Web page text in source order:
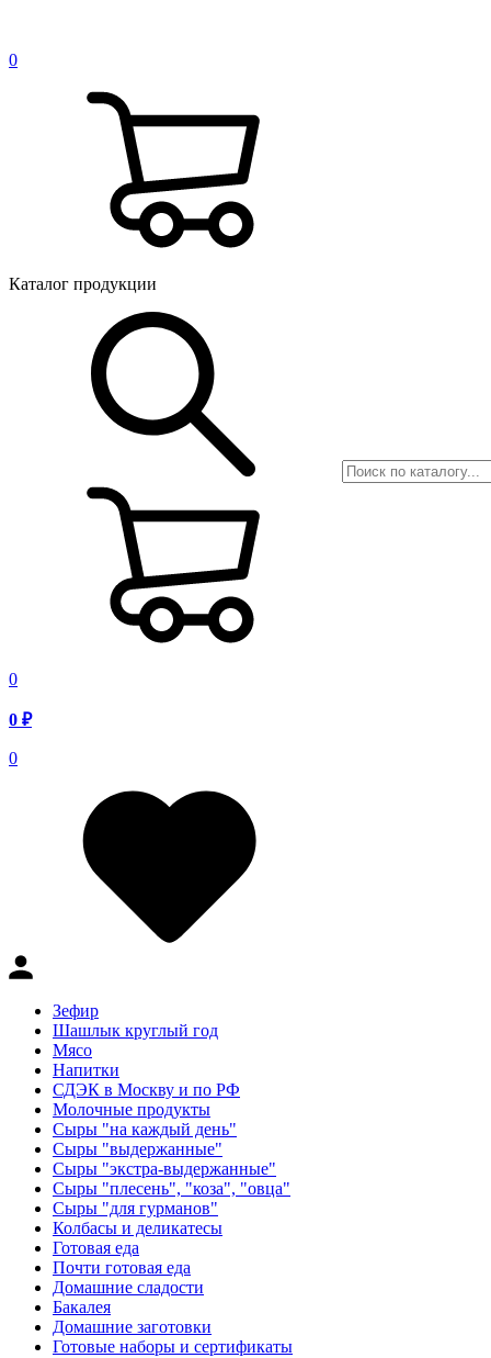
0
Каталог продукции
0
0 ₽
0
Зефир
Шашлык круглый год
Мясо
Напитки
СДЭК в Москву и по РФ
Молочные продукты
Сыры "на каждый день"
Сыры "выдержанные"
Сыры "экстра-выдержанные"
Сыры "плесень", "коза", "овца"
Сыры "для гурманов"
Колбасы и деликатесы
Готовая еда
Почти готовая еда
Домашние сладости
Бакалея
Домашние заготовки
Готовые наборы и сертификаты